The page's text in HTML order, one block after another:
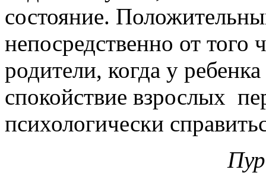
состояние.
непосредственно от того
родители, когда у
спокойствие взрослых
психологически